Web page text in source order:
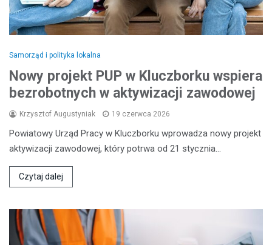
Samorząd i polityka lokalna
Nowy projekt PUP w Kluczborku wspiera
bezrobotnych w aktywizacji zawodowej
Krzysztof Augustyniak 19 czerwca 2026
Powiatowy Urząd Pracy w Kluczborku wprowadza nowy projekt
aktywizacji zawodowej, który potrwa od 21 stycznia…
Czytaj dalej